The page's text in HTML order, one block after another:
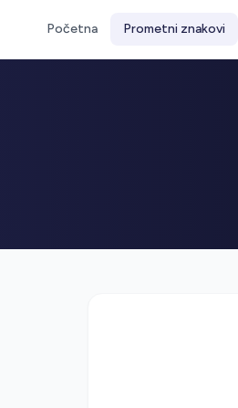
Početna Prometni znakovi